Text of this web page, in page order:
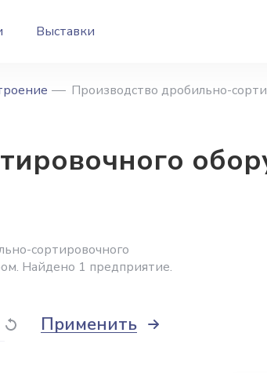
Выставки
Производство дробильно-
сортировочного
Найдено 1 предприятие.
Применить